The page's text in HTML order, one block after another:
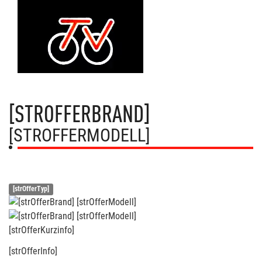
[STROFFERBRAND]
[STROFFERMODELL]
[strOfferTyp]
[strOfferKurzinfo]
[strOfferInfo]